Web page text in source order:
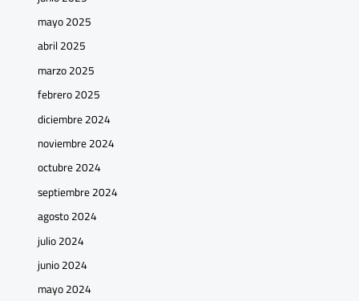
mayo 2025
abril 2025
marzo 2025
febrero 2025
diciembre 2024
noviembre 2024
octubre 2024
septiembre 2024
agosto 2024
julio 2024
junio 2024
mayo 2024